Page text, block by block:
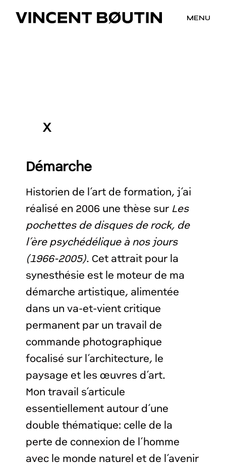
MENU
Démarche
Historien de l’art de formation, j’ai
réalisé en 2006 une thèse sur Les
pochettes de disques de rock, de
l’ère psychédélique à nos jours
(1966-2005). Cet attrait pour la
synesthésie est le moteur de ma
démarche artistique, alimentée
dans un va-et-vient critique
permanent par un travail de
commande photographique
focalisé sur l’architecture, le
paysage et les œuvres d’art.
Mon travail s’articule
essentiellement autour d’une
double thématique: celle de la
perte de connexion de l’homme
avec le monde naturel et de l’avenir
X